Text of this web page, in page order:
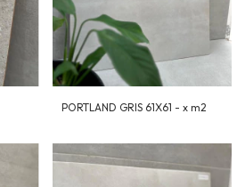
PORTLAND GRIS 61X61 - x m2